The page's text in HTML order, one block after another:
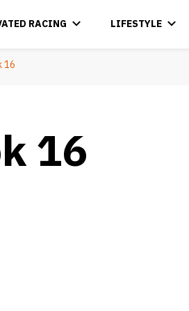
RACING LIFESTYLE
16
16